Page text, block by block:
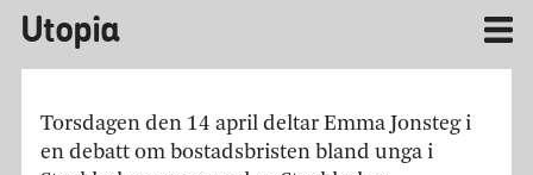
Utopia
Torsdagen den 14 april deltar Emma Jonsteg i
en debatt om bostadsbristen bland unga i